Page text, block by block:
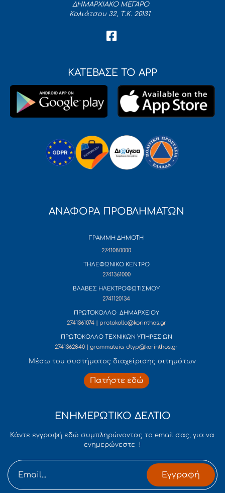
ΔΗΜΑΡΧΙΑΚΟ ΜΕΓΑΡΟ
Κολιάτσου 32, Τ.Κ. 20131
ΚΑΤΕΒΑΣΕ ΤΟ APP
ΑΝΑΦΟΡΑ ΠΡΟΒΛΗΜΑΤΩΝ
ΓΡΑΜΜΗ ΔΗΜΟΤΗ
2741080000
ΤΗΛΕΦΩΝΙΚΟ ΚΕΝΤΡΟ
2741361000
ΒΛΑΒΕΣ ΗΛΕΚΤΡΟΦΩΤΙΣΜΟΥ
2741120134
ΠΡΩΤΟΚΟΛΛΟ ΔΗΜΑΡΧΕΙΟΥ
2741361074 | protokollo@korinthos.gr
ΠΡΩΤΟΚΟΛΛΟ ΤΕΧΝΙΚΩΝ ΥΠΗΡΕΣΙΩΝ
2741362840 | grammateia_dtyp@korinthos.gr
Mέσω του συστήματος διαχείρισης αιτημάτων
Πατήστε εδώ
ΕΝΗΜΕΡΩΤΙΚΟ ΔΕΛΤΙΟ
Κάντε εγγραφή εδώ συμπληρώνοντας το email σας, για να
ενημερώνεστε !
Εγγραφή